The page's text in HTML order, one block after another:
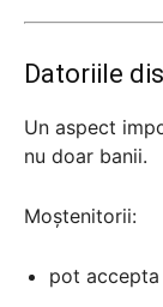
Datoriile
Un aspect
nu doar banii.
Moștenitorii:
pot